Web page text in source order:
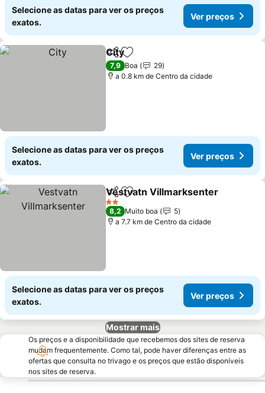
Selecione as datas para ver os preços
exatos.
Ver preços
PartilharAdicionar aos favoritos
City
7,9 Boa
29
a 0.8 km de Centro da cidade
Selecione as datas para ver os preços
exatos.
Ver preços
PartilharAdicionar aos favoritos
Vestvatn Villmarksenter
2 Estrelas
8,2 Muito boa
5
a 7.7 km de Centro da cidade
Selecione as datas para ver os preços
exatos.
Ver preços
Mostrar mais
Os preços e a disponibilidade que recebemos dos sites de reserva
mudam frequentemente. Como tal, pode haver diferenças entre as
ofertas que consulta no trivago e os preços que estão disponíveis
nos sites de reserva.